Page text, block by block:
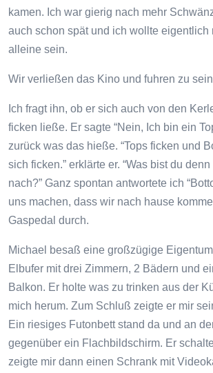
kamen. Ich war gierig nach mehr
auch schon spät und ich wollte eigentlich
alleine sein.
Wir verließen das Kino und fuhren zu
Ich fragt ihn, ob er sich auch von den
ficken ließe. Er sagte “Nein, Ich bin ein
zurück was das hieße. “Tops ficken und
sich ficken.” erklärte er. “Was bist du
nach?” Ganz spontan antwortete ich
uns machen, dass wir nach hause
Gaspedal durch.
Michael besaß eine großzügige
Elbufer mit drei Zimmern, 2 Bädern und
Balkon. Er holte was zu trinken aus der
mich herum. Zum Schluß zeigte er mir
Ein riesiges Futonbett stand da und an
gegenüber ein Flachbildschirm. Er
zeigte mir dann einen Schrank mit